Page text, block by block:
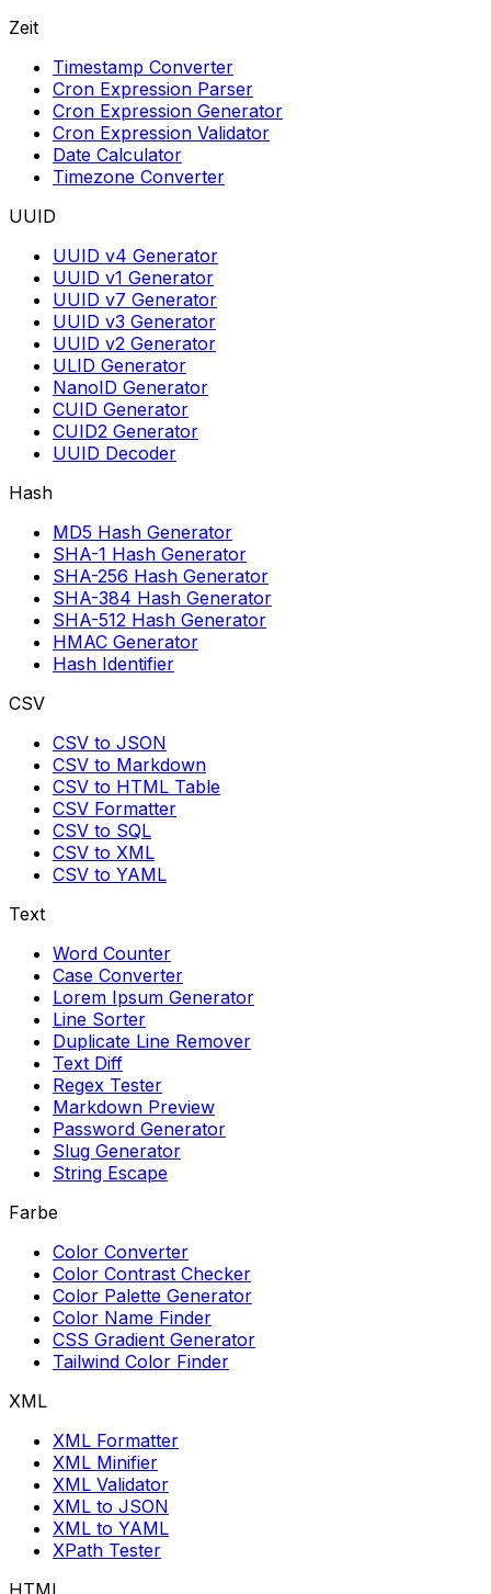
Zeit
Timestamp Converter
Cron Expression Parser
Cron Expression Generator
Cron Expression Validator
Date Calculator
Timezone Converter
UUID
UUID v4 Generator
UUID v1 Generator
UUID v7 Generator
UUID v3 Generator
UUID v2 Generator
ULID Generator
NanoID Generator
CUID Generator
CUID2 Generator
UUID Decoder
Hash
MD5 Hash Generator
SHA-1 Hash Generator
SHA-256 Hash Generator
SHA-384 Hash Generator
SHA-512 Hash Generator
HMAC Generator
Hash Identifier
CSV
CSV to JSON
CSV to Markdown
CSV to HTML Table
CSV Formatter
CSV to SQL
CSV to XML
CSV to YAML
Text
Word Counter
Case Converter
Lorem Ipsum Generator
Line Sorter
Duplicate Line Remover
Text Diff
Regex Tester
Markdown Preview
Password Generator
Slug Generator
String Escape
Farbe
Color Converter
Color Contrast Checker
Color Palette Generator
Color Name Finder
CSS Gradient Generator
Tailwind Color Finder
XML
XML Formatter
XML Minifier
XML Validator
XML to JSON
XML to YAML
XPath Tester
HTML